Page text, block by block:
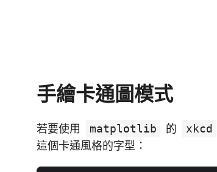
手繪卡通圖模式
若要使用 matplotlib 的 xkcd
這個卡通風格的字型：